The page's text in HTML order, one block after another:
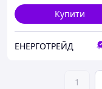
Купити
ЕНЕРГОТРЕЙД
1